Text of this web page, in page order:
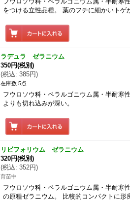
をつける立性品種。 葉のフチに細かいト
ラデュラ ゼラニウム
350円(税別)
(税込: 385円)
在庫数 5点
フウロソウ科・ペラルゴニウム属・半耐寒
よりも切れ込みが深い。
リビフォリウム ゼラニウム
320円(税別)
(税込: 352円)
育苗中
フウロソウ科・ペラルゴニウム属・半耐寒
の原種ゼラニウム。 比較的コンパクトに形